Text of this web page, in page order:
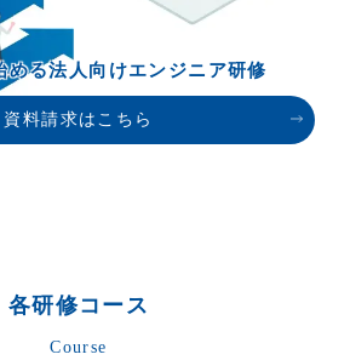
める法人向けエンジニア研修
資料請求はこちら
各研修コース
Course